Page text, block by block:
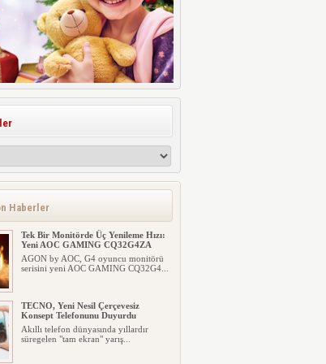
Haberler
Tek Bir Monitörde Üç Yenileme Hızı:
Yeni AOC GAMING CQ32G4ZA
AGON by AOC, G4 oyuncu monitörü
serisini yeni AOC GAMING CQ32G4...
TECNO, Yeni Nesil Çerçevesiz
Konsept Telefonunu Duyurdu
Akıllı telefon dünyasında yıllardır
süregelen "tam ekran" yarış...